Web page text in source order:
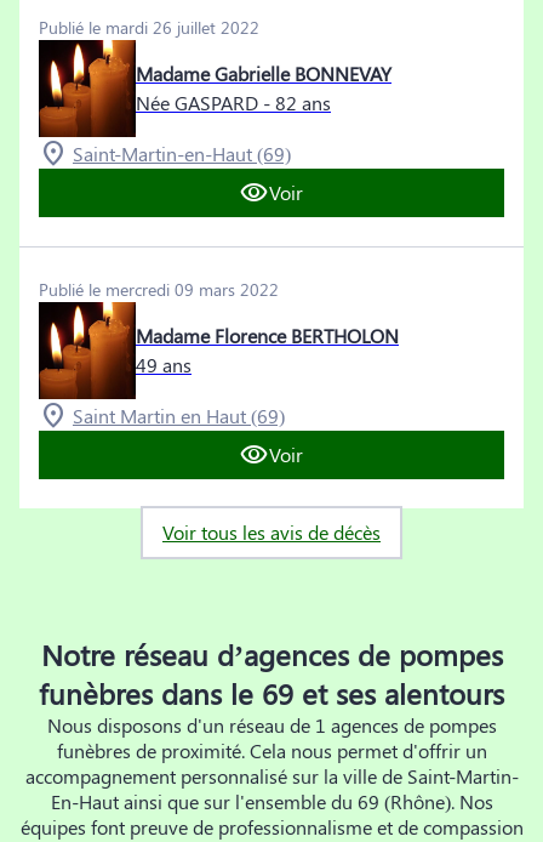
Publié le mardi 26 juillet 2022
Madame Gabrielle BONNEVAY
Née GASPARD - 82 ans
Saint-Martin-en-Haut (69)
Voir
Publié le mercredi 09 mars 2022
Madame Florence BERTHOLON
49 ans
Saint Martin en Haut (69)
Voir
Voir tous les avis de décès
Notre réseau d’agences de pompes
funèbres dans le 69 et ses alentours
Nous disposons d'un réseau de 1 agences de pompes
funèbres de proximité. Cela nous permet d'offrir un
accompagnement personnalisé sur la ville de Saint-Martin-
En-Haut ainsi que sur l'ensemble du 69 (Rhône). Nos
équipes font preuve de professionnalisme et de compassion